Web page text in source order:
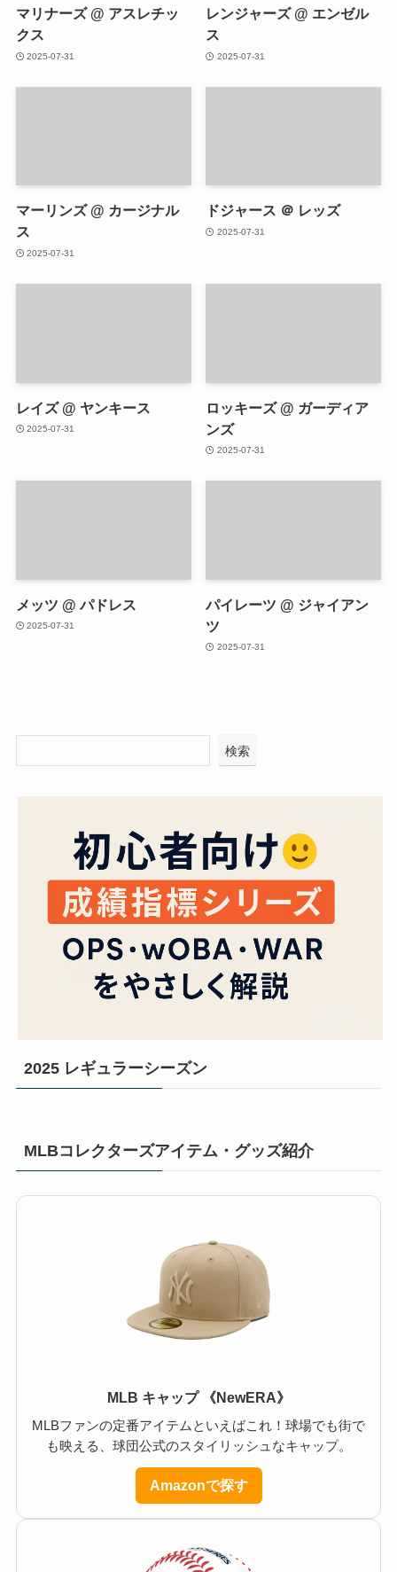
マリナーズ @ アスレチッ
クス
2025-07-31
レンジャーズ @ エンゼル
ス
2025-07-31
マーリンズ @ カージナル
ス
2025-07-31
ドジャース ＠ レッズ
2025-07-31
レイズ @ ヤンキース
2025-07-31
ロッキーズ @ ガーディア
ンズ
2025-07-31
メッツ @ パドレス
2025-07-31
パイレーツ @ ジャイアン
ツ
2025-07-31
検索
2025 レギュラーシーズン
MLBコレクターズアイテム・グッズ紹介
MLB キャップ 《NewERA》
MLBファンの定番アイテムといえばこれ！球場でも街で
も映える、球団公式のスタイリッシュなキャップ。
Amazonで探す